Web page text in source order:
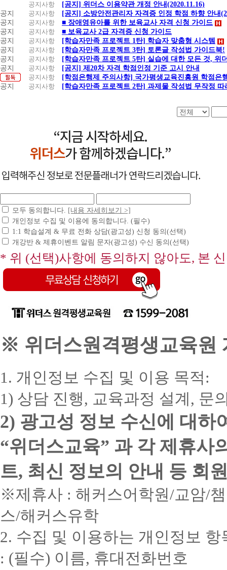
공지사항
[공지] 위더스 이용약관 개정 안내(2020.11.16)
공지
공지사항
[공지] 소방안전관리자 자격증 인정 학점 하향 안내
공지
공지사항
■ 장애영유아를 위한 보육교사 자격 신청 가이드
공지
공지사항
■ 보육교사 2급 자격증 신청 가이드
공지
공지사항
[학습자만족 프로젝트 1탄] 학습자 맞춤형 시스템
공지
공지사항
[학습자만족 프로젝트 3탄] 토론글 작성법 가이드북!
공지
공지사항
[학습자만족 프로젝트 5탄] 실습에 대한 모든 것, 위
공지
공지사항
[공지] 제20차 자격 학점인정 기준 고시 안내
공지사항
[학점은행제 주의사항] 국가평생교육진흥원 학점은
공지
공지사항 [학습자만족 프로젝트 2탄] 과제물 작성법 무작정 따
모두 동의합니다.
[내용 자세히보기 >]
개인정보 수집 및 이용에 동의합니다. (필수)
1:1 학습설계 & 무료 전화 상담(광고성) 신청 동의(선택)
개강반 & 제휴이벤트 알림 문자(광고성) 수신 동의(선택)
* 위 (선택)사항에 동의하지 않아도, 본
※ 위더스원격평생교육원
1. 개인정보 수집 및 이용 목적:
1) 상담 진행, 교육과정 설계, 문
2) 광고성 정보 수신에 대하
“위더스교육” 과 각 제휴사
트, 최신 정보의 안내 등 회
※제휴사 : 해커스어학원/교암/
스/해커스유학
2. 수집 및 이용하는 개인정보 항
: (필수) 이름, 휴대전화번호